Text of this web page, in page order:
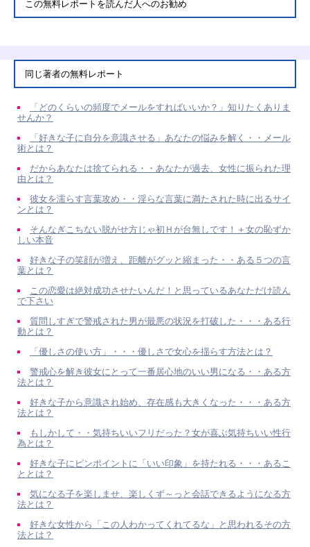
この無料レポートを読んだ人へのお勧め
同じ著者の無料レポート
「どのくらいの頻度でメールをすればいいか？」知りたくありま
せんか？
「好きな子に自分を意識させる」あなたの悩みを解く・・メール
術とは？
だからあなたは捨てられる・・あなたが過去、女性に振られた理
由とは？
彼女を濡らす言葉攻め・・淫らな言葉に満たされた時に出るサイ
ンとは？
そんなぎこちない脱がせ方じゃ初Ｈが台無しです！＋女の恥ずか
しい本音
好きな子の笑顔が増え、距離がグッと縮まった・・ある５つの言
葉とは？
この恋愛は絶対成功させたいんだ！と思っているあなただけ読ん
で下さい
質問しすぎで警戒された男が最悪の状況を打破した・・・ある行
動とは？
「優しさの使い方」・・・優しさで女心を揺らす方法とは？
警戒心を解き彼女にとって一番居心地のいい男になる・・ある方
法とは？
好きな子から意識され始め、存在感も大きくなった・・・ある方
法とは？
もしかして・・気持ちいいフリだった？女が喜ぶ気持ちいい性行
為とは？
好きな子にピンポイントに「いい印象」を持たれる・・・あるこ
ととは？
気になる子を楽しませ、楽しくず～っと会話できるようになる方
法とは？
好きな女性から「この人わかってくれてるな」と思われるその方
法とは？